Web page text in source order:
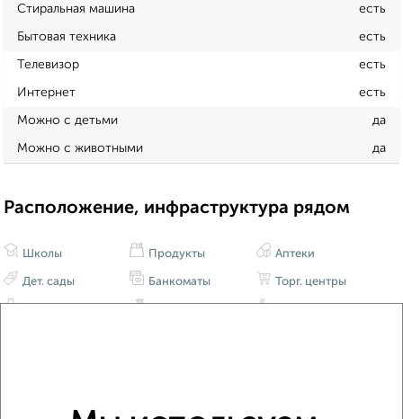
Стиральная машина есть
Бытовая техника есть
Телевизор есть
Интернет есть
Можно с детьми да
Можно с животными да
Расположение, инфраструктура рядом
Школы
Дет. сады
Продукты
Банкоматы
Аптеки
Торг. центры